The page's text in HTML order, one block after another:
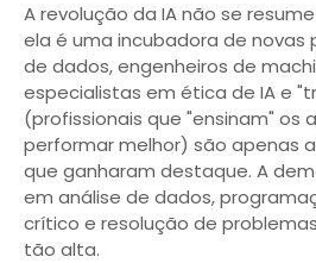
A revolução da IA não se
ela é uma incubadora de novas
de dados, engenheiros de
especialistas em ética de IA e
(profissionais que "ensinam" os
performar melhor) são apenas
que ganharam destaque. A
em análise de dados,
crítico e resolução de
tão alta.